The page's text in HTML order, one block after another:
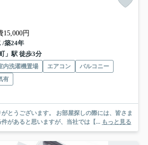
15,000円
/築24年
」駅 徒歩3分
内洗濯機置場 エアコン
バルコニー
有
。 お部屋探しの際には、皆さま
があると思いますが、当社では【... もっと見る